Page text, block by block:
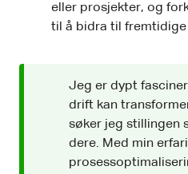
eller prosjekter, og
til å bidra til fremtidige
Jeg er dypt
drift kan
søker jeg stillingen
dere. Med min